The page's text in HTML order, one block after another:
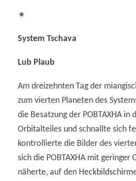
✴
System Tschava
Lub Plaub
Am dreizehnten Tag der
zum vierten Planeten des
die Besatzung der POBTAXHA in
Orbitalteiles und schnallte sich
kontrollierte die Bilder des
sich die POBTAXHA mit geringer
näherte, auf den